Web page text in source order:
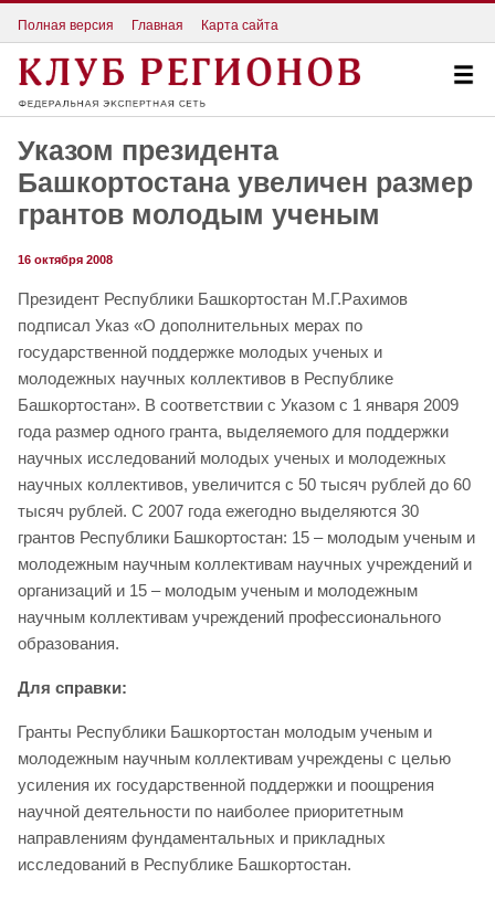
Полная версия Главная Карта сайта
Указом президента
Башкортостана увеличен размер
грантов молодым ученым
16 октября 2008
Президент Республики Башкортостан М.Г.Рахимов
подписал Указ «О дополнительных мерах по
государственной поддержке молодых ученых и
молодежных научных коллективов в Республике
Башкортостан». В соответствии с Указом с 1 января 2009
года размер одного гранта, выделяемого для поддержки
научных исследований молодых ученых и молодежных
научных коллективов, увеличится с 50 тысяч рублей до 60
тысяч рублей. С 2007 года ежегодно выделяются 30
грантов Республики Башкортостан: 15 – молодым ученым и
молодежным научным коллективам научных учреждений и
организаций и 15 – молодым ученым и молодежным
научным коллективам учреждений профессионального
образования.
Для справки:
Гранты Республики Башкортостан молодым ученым и
молодежным научным коллективам учреждены с целью
усиления их государственной поддержки и поощрения
научной деятельности по наиболее приоритетным
направлениям фундаментальных и прикладных
исследований в Республике Башкортостан.